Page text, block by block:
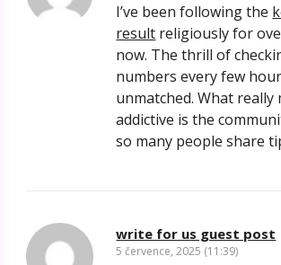
I’ve been following the
result religiously for
now. The thrill of
numbers every few
unmatched. What really
addictive is the
so many people share
write for us guest post
5 července, 2025 (11:39)